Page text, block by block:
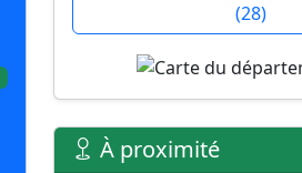
(28)
À proximité